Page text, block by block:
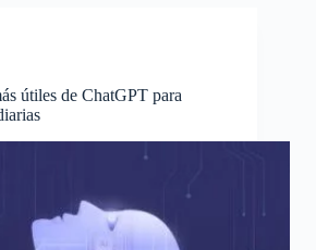
útiles de ChatGPT para